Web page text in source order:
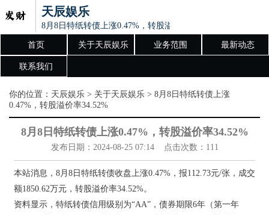
天辰娱乐
8月8日特纸转债上涨0.47%，转股溢价率34.52%
首页 关于天辰娱乐 业务范围 最新动态
联系我们
你的位置： 天辰娱乐 > 关于天辰娱乐 > 8月8日特纸转债上涨
0.47%，转股溢价率34.52%
8月8日特纸转债上涨0.47%，转股溢价率34.52%
发布日期：2024-08-25 07:14 点击次数：111
本站消息，8月8日特纸转债收盘上涨0.47%，报112.73元/张，成交
额1850.62万元，转股溢价率34.52%。
资料显示，特纸转债信用级别为“AA”，债券期限6年（第一年